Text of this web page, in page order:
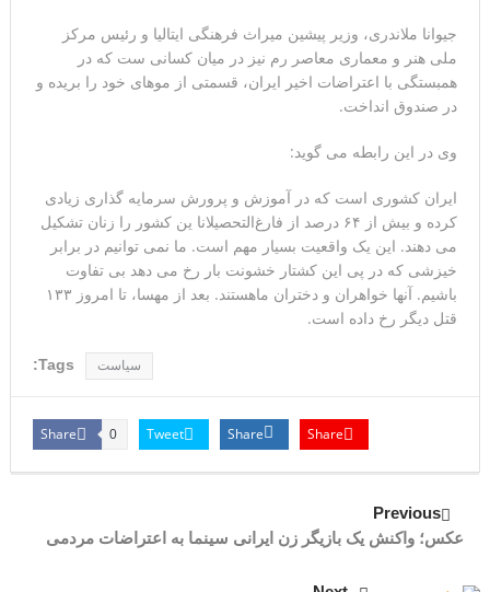
حکومت ایران خواهد شد
خبرگزاری سپاه پاسداران: رهگیری اهداف متخاصم در نزدیکی
جزیره قشم
همچنان پابرجاست
ایران؛ واکنش ترامپ و معاونش به اقدام تفرقه‌افکنان/سفر
ژنرال منیر به عربستان
مقاله: اپوزیسیون بی‌راه‌حل؛ وقتی دشمنی با پهلوی جای نجات
جیوانا ملاندری، وزیر پیشین میراث فرهنگی ایتالیا و رئیس مرکز
ملی هنر و معماری معاصر رم نیز در میان کسانی ست که در
همبستگی با اعتراضات اخیر ایران، قسمتی از موهای خود را بریده و
در صندوق انداخت.
وی در این رابطه می گوید:
ایران کشوری است که در آموزش و پرورش سرمایه گذاری زیادی
کرده و بیش از ۶‬۴‬ درصد از فارغ‌التحصیلانا ین کشور را زنان تشکیل
می دهند. این یک واقعیت بسیار مهم است. ما نمی توانیم در برابر
خیزشی که در پی این کشتار خشونت بار رخ می دهد بی تفاوت
باشیم. آنها خواهران و دختران ماهستند. بعد از مهسا، تا امروز ١٣‬٣
‬قتل دیگر رخ داده است.
Tags: سیاست
Share 0 Tweet Share Share
Previous
عکس؛ واکنش یک بازیگر زن ایرانی سینما به اعتراضات مردمی